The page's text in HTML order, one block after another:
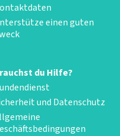
einen guten
du Hilfe?
und Datenschutz